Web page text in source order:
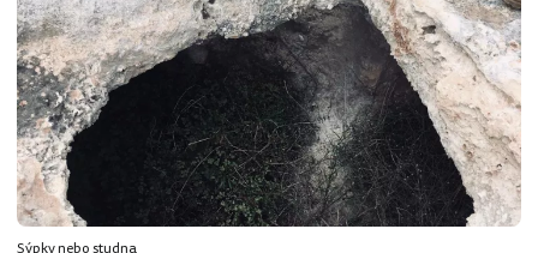
Sýpky nebo studna